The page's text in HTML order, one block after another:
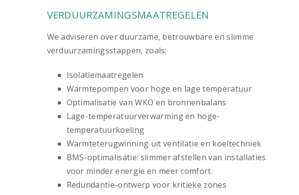
VERDUURZAMINGSMAATREGELEN
We adviseren over duurzame, betrouwbare en slimme
verduurzamingsstappen, zoals:
Isolatiemaatregelen
Warmtepompen voor hoge en lage temperatuur
Optimalisatie van WKO en bronnenbalans
Lage-temperatuurverwarming en hoge-
temperatuurkoeling
Warmteterugwinning uit ventilatie en koeltechniek
BMS-optimalisatie: slimmer afstellen van installaties
voor minder energie en meer comfort.
Redundantie-ontwerp voor kritieke zones